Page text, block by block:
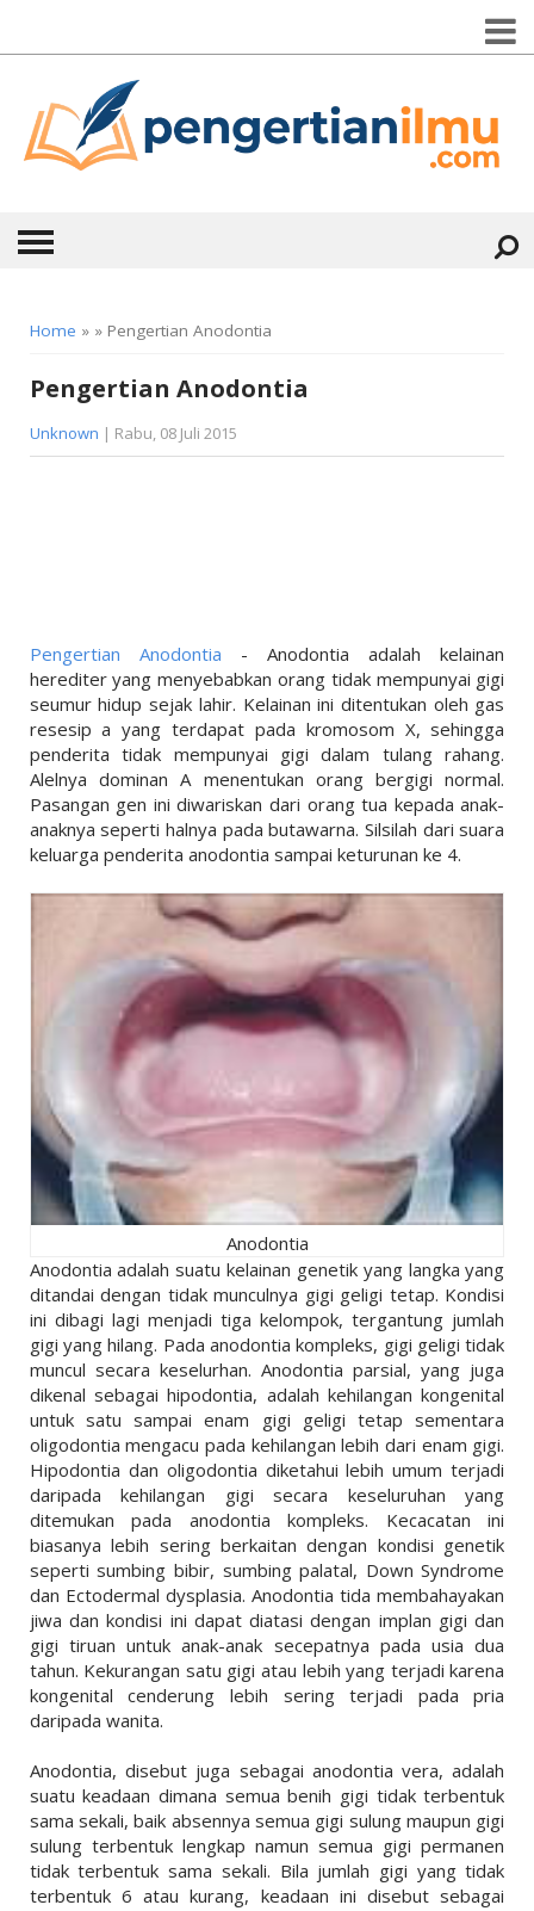
KONTAK
TEKNOLOGI
EKONOMI
OLAHRAGA
SOSIAL
ISLAM
Home » » Pengertian Anodontia
Pengertian Anodontia
Unknown | Rabu, 08 Juli 2015
Pengertian Anodontia - Anodontia adalah kelainan
herediter yang menyebabkan orang tidak mempunyai gigi
seumur hidup sejak lahir. Kelainan ini ditentukan oleh gas
resesip a yang terdapat pada kromosom X, sehingga
penderita tidak mempunyai gigi dalam tulang rahang.
Alelnya dominan A menentukan orang bergigi normal.
Pasangan gen ini diwariskan dari orang tua kepada anak-
anaknya seperti halnya pada butawarna. Silsilah dari suara
keluarga penderita anodontia sampai keturunan ke 4.
Anodontia
Anodontia adalah suatu kelainan genetik yang langka yang
ditandai dengan tidak munculnya gigi geligi tetap. Kondisi
ini dibagi lagi menjadi tiga kelompok, tergantung jumlah
gigi yang hilang. Pada anodontia kompleks, gigi geligi tidak
muncul secara keselurhan. Anodontia parsial, yang juga
dikenal sebagai hipodontia, adalah kehilangan kongenital
untuk satu sampai enam gigi geligi tetap sementara
oligodontia mengacu pada kehilangan lebih dari enam gigi.
Hipodontia dan oligodontia diketahui lebih umum terjadi
daripada kehilangan gigi secara keseluruhan yang
ditemukan pada anodontia kompleks. Kecacatan ini
biasanya lebih sering berkaitan dengan kondisi genetik
seperti sumbing bibir, sumbing palatal, Down Syndrome
dan Ectodermal dysplasia. Anodontia tida membahayakan
jiwa dan kondisi ini dapat diatasi dengan implan gigi dan
gigi tiruan untuk anak-anak secepatnya pada usia dua
tahun. Kekurangan satu gigi atau lebih yang terjadi karena
kongenital cenderung lebih sering terjadi pada pria
daripada wanita.
Anodontia, disebut juga sebagai anodontia vera, adalah
suatu keadaan dimana semua benih gigi tidak terbentuk
sama sekali, baik absennya semua gigi sulung maupun gigi
sulung terbentuk lengkap namun semua gigi permanen
tidak terbentuk sama sekali. Bila jumlah gigi yang tidak
terbentuk 6 atau kurang, keadaan ini disebut sebagai